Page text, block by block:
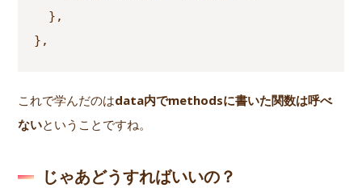
},
これで学んだのはdata内でmethodsに書いた関数は呼べ
ないということですね。
じゃあどうすればいいの？